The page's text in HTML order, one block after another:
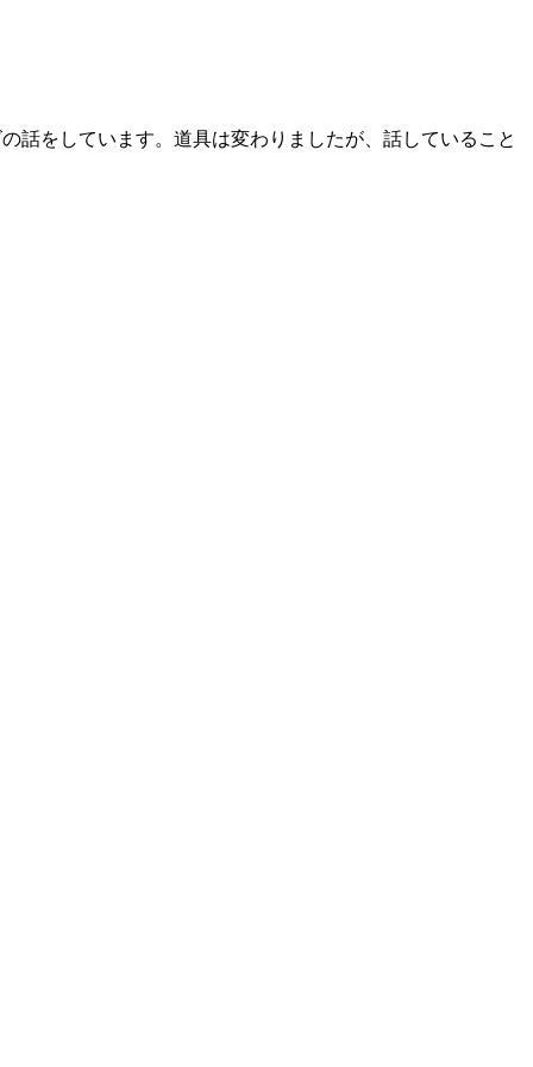
話をしています。道具は変わりましたが、話していること